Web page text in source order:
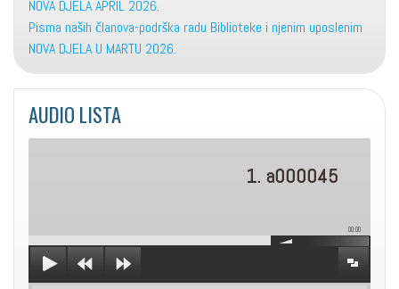
NOVA DJELA APRIL 2026.
Pisma naših članova-podrška radu Biblioteke i njenim uposlenim
NOVA DJELA U MARTU 2026.
AUDIO LISTA
1. a000045
00:00